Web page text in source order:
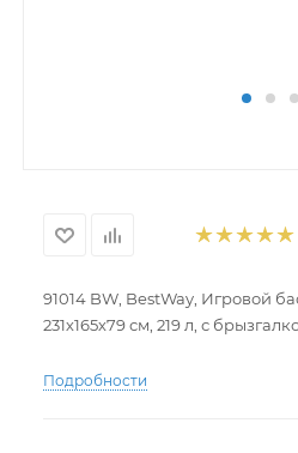
91014 BW, BestWay, Игровой
231х165х79 см, 219 л, с
* Предохранительные клапаны
Подробности